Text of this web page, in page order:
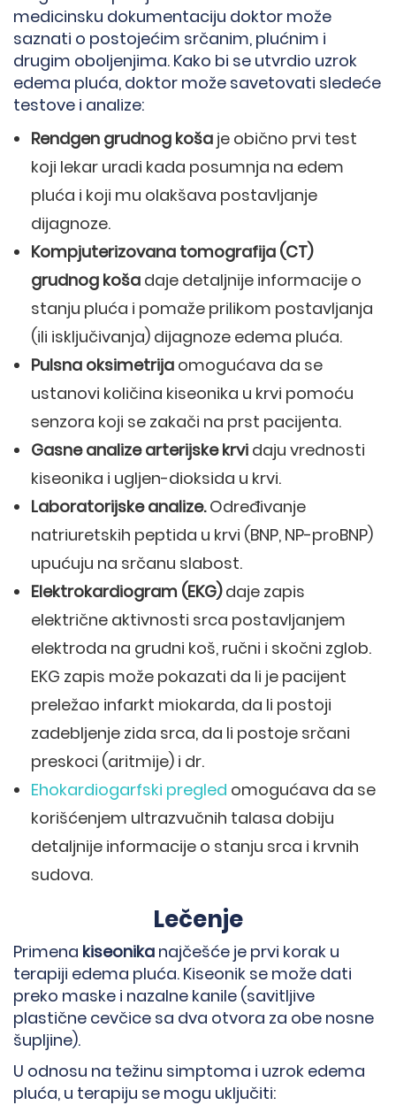
medicinsku dokumentaciju doktor može
saznati o postojećim srčanim, plućnim i
drugim oboljenjima. Kako bi se utvrdio uzrok
edema pluća, doktor može savetovati sledeće
testove i analize:
Rendgen grudnog koša je obično prvi test
koji lekar uradi kada posumnja na edem
pluća i koji mu olakšava postavljanje
dijagnoze.
Kompjuterizovana tomografija (CT)
grudnog koša daje detaljnije informacije o
stanju pluća i pomaže prilikom postavljanja
(ili isključivanja) dijagnoze edema pluća.
Pulsna oksimetrija omogućava da se
ustanovi količina kiseonika u krvi pomoću
senzora koji se zakači na prst pacijenta.
Gasne analize arterijske krvi daju vrednosti
kiseonika i ugljen-dioksida u krvi.
Laboratorijske analize.Određivanje
natriuretskih peptida u krvi (BNP, NP-proBNP)
upućuju na srčanu slabost.
Elektrokardiogram (EKG)daje zapis
električne aktivnosti srca postavljanjem
elektroda na grudni koš, ručni i skočni zglob.
EKG zapis može pokazati da li je pacijent
preležao infarkt miokarda, da li postoji
zadebljenje zida srca, da li postoje srčani
preskoci (aritmije) i dr.
Ehokardiogarfski pregled omogućava da se
korišćenjem ultrazvučnih talasa dobiju
detaljnije informacije o stanju srca i krvnih
sudova.
Lečenje
Primena kiseonika najčešće je prvi korak u
terapiji edema pluća. Kiseonik se može dati
preko maske i nazalne kanile (savitljive
plastične cevčice sa dva otvora za obe nosne
šupljine).
U odnosu na težinu simptoma i uzrok edema
pluća, u terapiju se mogu uključiti: